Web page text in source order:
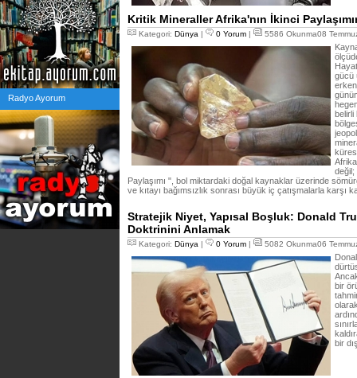
Radyo Ayorum
Kritik Mineraller Afrika'nın İkinci
Kategori: Dünya | 0 Yorum | 5586 Okunma08
gücü
belirli
değil;
Paylaşımı ", bol miktardaki doğal kaynaklar üzerinde
ve kıtayı bağımsızlık sonrası büyük iç çatışmalarla karşı
Stratejik Niyet, Yapısal Boşluk: Donald
Doktrinini Anlamak
Kategori: Dünya | 0 Yorum | 5082 Okunma06
bir
bir